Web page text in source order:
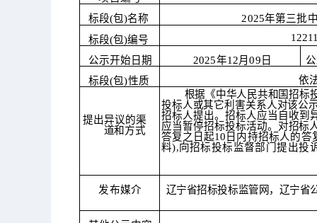
标段(包)名称 2025年第三批
标段(包)编号
公示开始日期
2025年12月09日
标段(包)性质 依
提出异议的渠
道和方式
根据《中华人民共和国招标
投标人或其它利害关系人对该公
招标人提出。招标人应当自收到
应当暂停招标投标活动。对招标
答复之日 起10日内持招标人的答
料),向招标投标监督部门提出投
发布媒介
辽宁省招标投标监管网，辽宁省